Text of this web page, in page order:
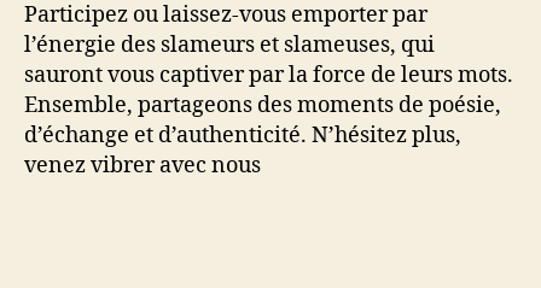
Participez ou laissez-vous emporter par
l’énergie des slameurs et slameuses, qui
sauront vous captiver par la force de leurs mots.
Ensemble, partageons des moments de poésie,
d’échange et d’authenticité. N’hésitez plus,
venez vibrer avec nous